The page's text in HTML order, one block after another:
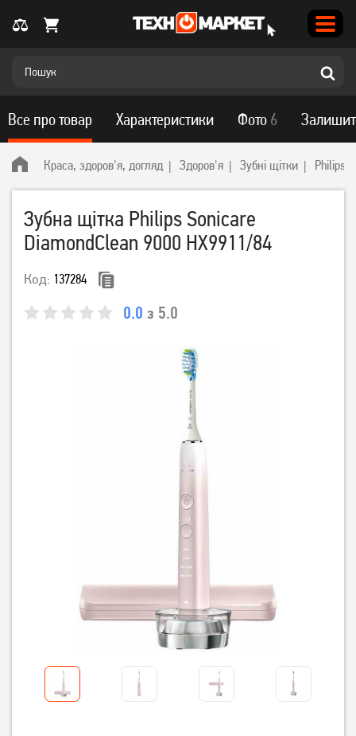
Краса, здоров'я, догляд Здоров'я Зубні щітки Philips
Зубна щітка Philips Sonicare
DiamondClean 9000 HX9911/84
Код: 137284
0.0 з 5.0
Все про товар Характеристики Фото 6